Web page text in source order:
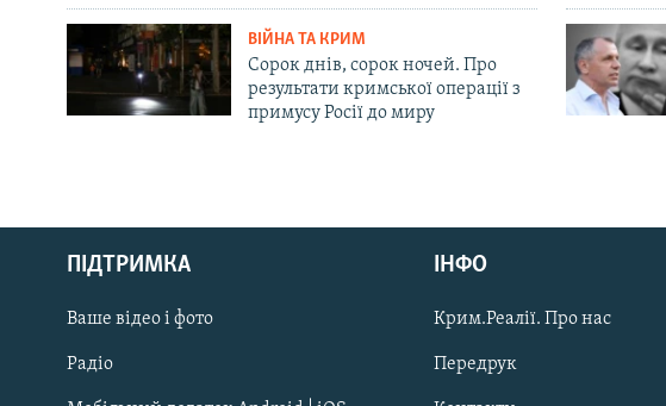
Русский
Qırımtatar
ДОЛУЧАЙСЯ!
ВІЙНА ТА КРИМ
Сорок днів, сорок ночей. Про
результати кримської операції з
примусу Росії до миру
ПІДТРИМКА
Ваше відео і фото
Радіо
ІНФО
Крим.Реалії. Про нас
Передрук